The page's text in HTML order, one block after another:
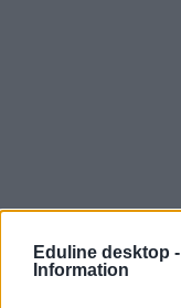
Eduline desktop -
Information